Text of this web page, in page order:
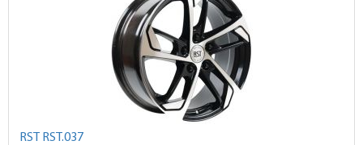
RST RST.037